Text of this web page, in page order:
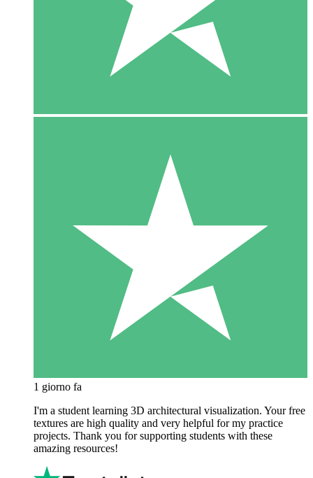
1 giorno fa
I'm a student learning 3D architectural visualization. Your free
textures are high quality and very helpful for my practice
projects. Thank you for supporting students with these
amazing resources!